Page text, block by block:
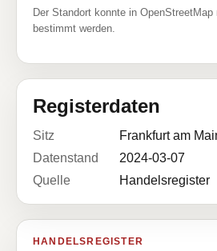
Der Standort konnte in
bestimmt werden.
Registerdaten
Sitz
Frankfurt am
Datenstand
2024-03-07
Quelle
Handelsregister
HANDELSREGISTER